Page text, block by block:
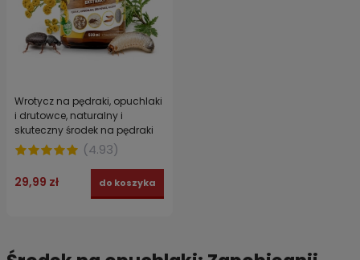
Wrotycz na pędraki, opuchlaki
i drutowce, naturalny i
skuteczny środek na pędraki
STRONG NATURAL WROTYCZ
EKSTRAKT 500 ml
(4.93)
29,99 zł do koszyka